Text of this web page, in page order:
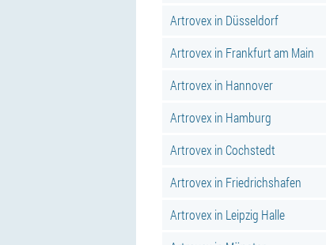
Artrovex in Düsseldorf
Artrovex in Frankfurt am Main
Artrovex in Hannover
Artrovex in Hamburg
Artrovex in Cochstedt
Artrovex in Friedrichshafen
Artrovex in Leipzig Halle